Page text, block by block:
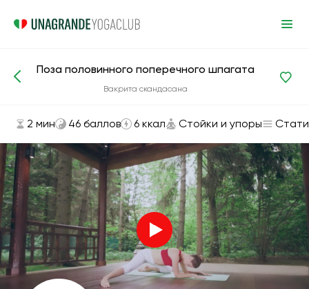
Асаны и упражнения
Поза половинного поперечного шпагата
Вакрита скандасана
2 мин 46 баллов 6 ккал Стойки и упоры